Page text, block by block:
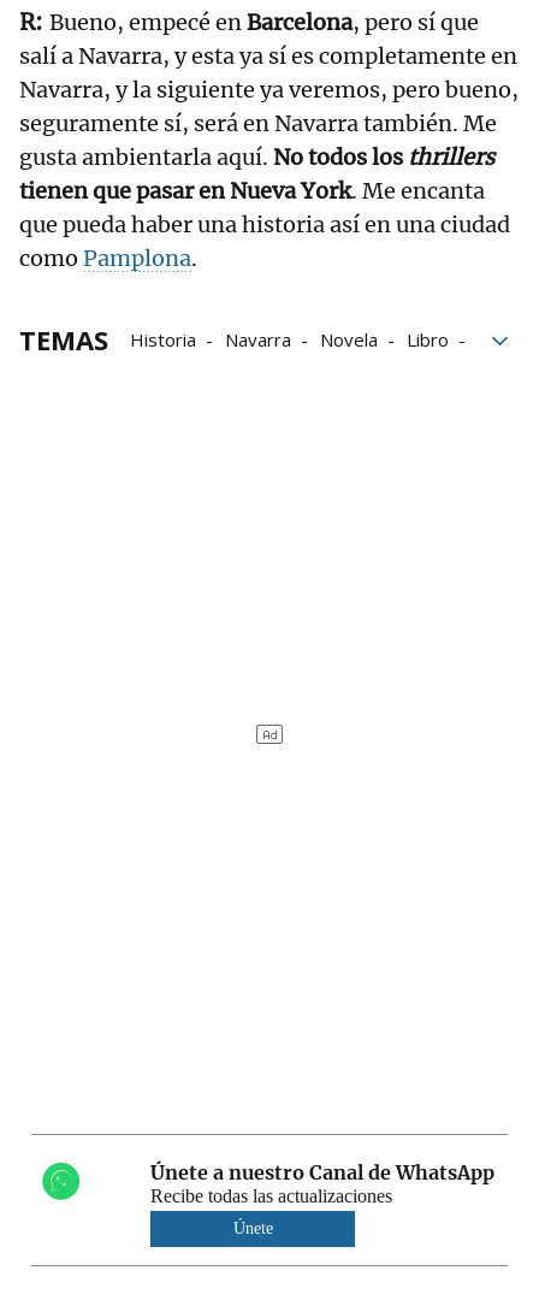
Bueno, empecé enBarcelona, pero sí que
salí a Navarra, y esta ya sí es completamente en
Navarra, y la siguiente ya veremos, pero bueno,
seguramente sí, será en Navarra también. Me
gusta ambientarla aquí. No todos los thrillers
tienen que pasar en Nueva York. Me encanta
que pueda haber una historia así en una ciudad
como Pamplona.
TEMAS Historia Navarra Novela
Libro
Únete a nuestro Canal de WhatsApp
Recibe todas las actualizaciones
Únete